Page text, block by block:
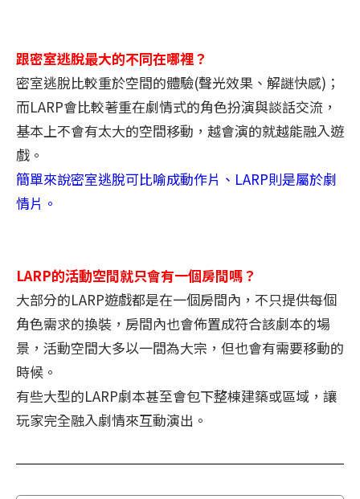
跟密室逃脫最大的不同在哪裡？
密室逃脫比較重於空間的體驗(聲光效果、解謎快感)；
而LARP會比較著重在劇情式的角色扮演與談話交流，
基本上不會有太大的空間移動，越會演的就越能融入遊
戲。
簡單來說密室逃脫可比喻成動作片、LARP則是屬於劇
情片。
LARP的活動空間就只會有一個房間嗎？
大部分的LARP遊戲都是在一個房間內，不只提供每個
角色需求的換裝，房間內也會佈置成符合該劇本的場
景，活動空間大多以一間為大宗，但也會有需要移動的
時候。
有些大型的LARP劇本甚至會包下整棟建築或區域，讓
玩家完全融入劇情來互動演出。